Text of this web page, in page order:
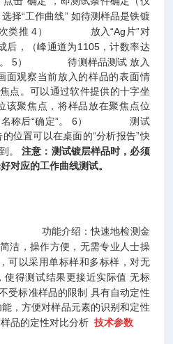
选择“工作曲线” 如待测样品是铁镀
类推 4） 放入“Ag片”对
后，（峰通道为1105，计数率达
5） 待测样品测试 放入
面观察当前放入的样品的表面情
点。可以通过软件提供的十字坐
该聚焦点，将样品放在聚焦点位
称后“确定”。 6）
测试
位置可以在桌面的“分析报告”快
。
注意：测试镀层样品时，必须
对应的工作曲线测试。
介 功能介绍：快速地检测金
洁，操作方便，无需专业人士操
可以采用单标样和多标样，对无
使得测试结果更接近实际值 无标
受标准样品的限制 具有自动定性
，方便对样品元素的识别和定性
品的定性对比分析 技术参数